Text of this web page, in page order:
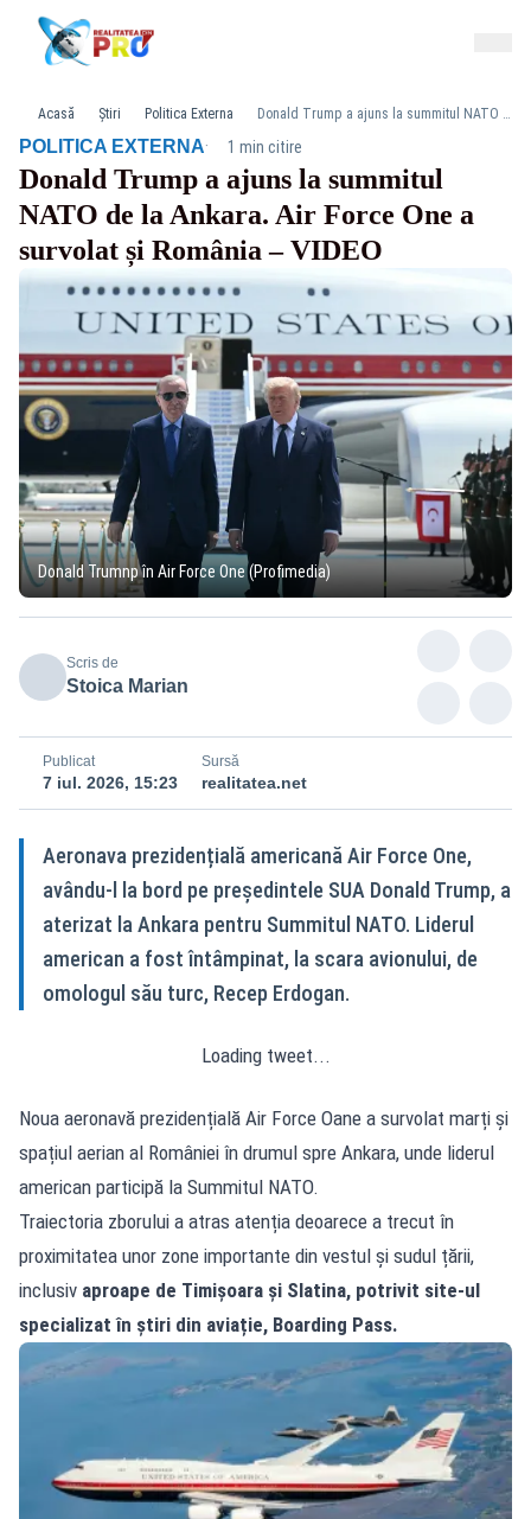
Acasă Știri Politica Externa Donald Trump a ajuns la summitul NATO de la Ankara. Air Force One a survolat și România – VIDEO
POLITICA EXTERNA· 1 min citire
Donald Trump a ajuns la summitul
NATO de la Ankara. Air Force One a
survolat și România – VIDEO
Donald Trumnp în Air Force One (Profimedia)
Scris de
Stoica Marian
Publicat
7 iul. 2026, 15:23
Sursă
realitatea.net
Aeronava prezidențială americană Air Force One,
avându‑l la bord pe președintele SUA Donald Trump, a
aterizat la Ankara pentru Summitul NATO. Liderul
american a fost întâmpinat, la scara avionului, de
omologul său turc, Recep Erdogan.
Loading tweet...
Noua aeronavă prezidențială Air Force Oane a survolat marți și
spațiul aerian al României în drumul spre Ankara, unde liderul
american participă la Summitul NATO.
Traiectoria zborului a atras atenția deoarece a trecut în
proximitatea unor zone importante din vestul și sudul țării,
inclusiv aproape de Timișoara și Slatina, potrivit site-ul
specializat în știri din aviație, Boarding Pass.